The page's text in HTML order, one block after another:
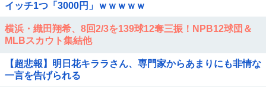
イッチ1つ「3000円」ｗｗｗｗｗ
横浜・織田翔希、8回2/3を139球12奪三振！NPB12球団＆
MLBスカウト集結他
【超悲報】明日花キララさん、専門家からあまりにも非情な
一言を告げられる